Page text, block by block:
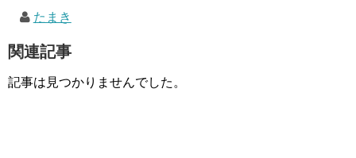
たまき
関連記事
記事は見つかりませんでした。